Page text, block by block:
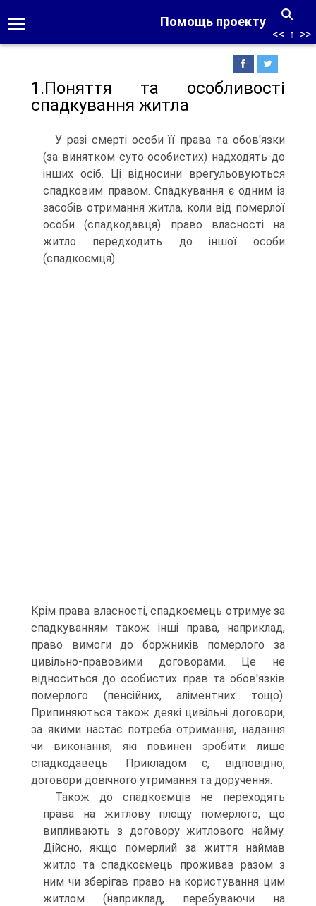
Помощь проекту
<< ↑ >>
1.Поняття та особливості
спадкування житла
У разі смерті особи її права та обов'язки
(за винятком суто особистих) надходять до
інших осіб. Ці відносини врегульовуються
спадковим правом. Спадкування є одним із
засобів отримання житла, коли від померлої
особи (спадкодавця) право власності на
житло передходить до іншої особи
(спадкоємця).
Крім права власності, спадкоємець отримує за
спадкуванням також інші права, наприклад,
право вимоги до боржників померлого за
цивільно-правовими договорами. Це не
відноситься до особистих прав та обов'язків
померлого (пенсійних, аліментних тощо).
Припиняються також деякі цивільні договори,
за якими настає потреба отримання, надання
чи виконання, які повинен зробити лише
спадкодавець. Прикладом є, відповідно,
договори довічного утримання та доручення.
Також до спадкоємців не переходять
права на житлову площу померлого, що
випливають з договору житлового найму.
Дійсно, якщо померлий за життя наймав
житло та спадкоємець проживав разом з
ним чи зберігав право на користування цим
житлом (наприклад, перебуваючи на